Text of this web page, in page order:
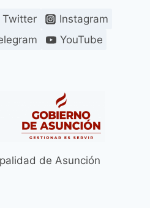
Twitter
Instagram
YouTube
de Asunción